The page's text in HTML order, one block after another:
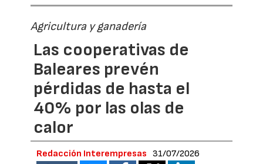
Agricultura y ganadería
Las cooperativas de
Baleares prevén
pérdidas de hasta el
40% por las olas de
calor
Redacción Interempresas 31/07/2026